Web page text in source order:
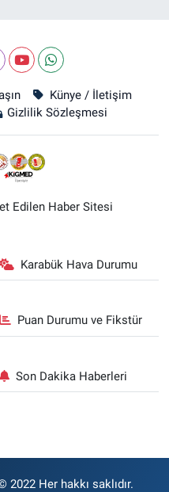
Künye / İletişim
Gizlilik Sözleşmesi
Edilen Haber Sitesi
Karabük Hava Durumu
Puan Durumu ve Fikstür
Son Dakika Haberleri
2022 Her hakkı saklıdır.